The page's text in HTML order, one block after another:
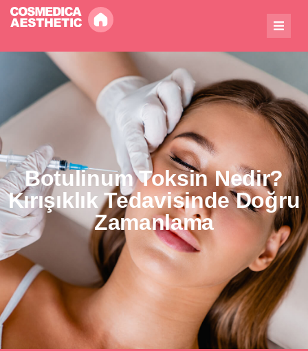
Botulinum Toksin Nedir?
Kırışıklık Tedavisinde Doğru
Zamanlama